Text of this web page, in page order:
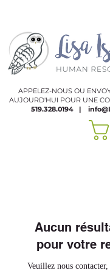
APPELEZ-NOUS OU
AUJOURD'HUI POUR UNE
519.328.0194
|​
Aucun
pour votre
Veuillez nous